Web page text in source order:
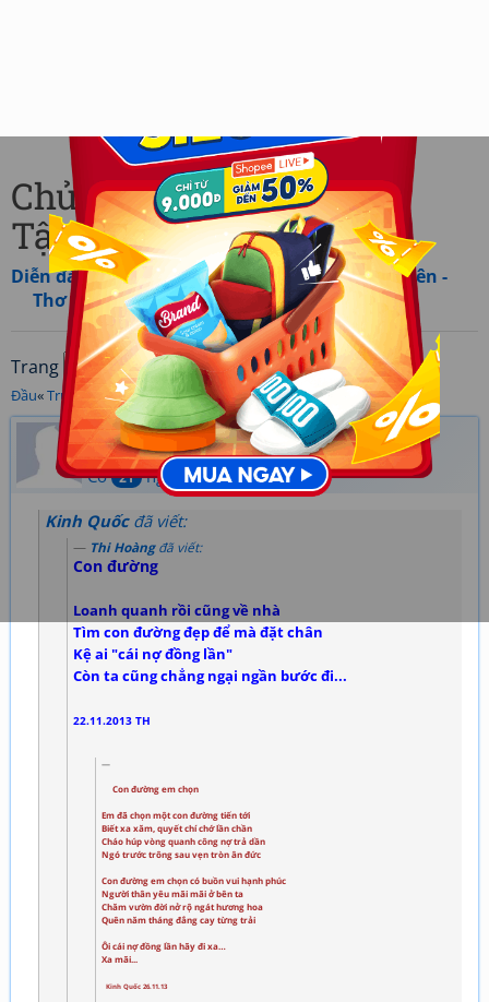
Chủ đề: Nhịp thời gian -
Tập II - Trang 87
Diễn đàn»Cùng nhau tham gia »Thơ thành viên -
Thơ mới
Trang /100 (1000 bài viết)
Đầu«Trước ‹ ... [85] [86] [87] [88] [89 ] ... ›Sau»Cuối
Thi Hoàng
Ngày gửi: 26/11/2013 19:29
Có 21 người thích
Kinh Quốcđã viết:
Thi Hoàngđã viết:
Con đường
Loanh quanh rồi cũng về nhà
Tìm con đường đẹp để mà đặt chân
Kệ ai "cái nợ đồng lần"
Còn ta cũng chẳng ngại ngần bước đi...
22.11.2013 TH
Con đường em chọn
Em đã chọn một con đường tiến tới
Biết xa xăm, quyết chí chớ lần chần
Cháo húp vòng quanh công nợ trả dần
Ngó trước trông sau vẹn tròn ân đức
Con đường em chọn có buồn vui hạnh phúc
Người thân yêu mãi mãi ở bên ta
Chăm vườn đời nở rộ ngát hương hoa
Quên năm tháng đắng cay từng trải
Ôi cái nợ đồng lần hãy đi xa…
Xa mãi...
Kinh Quốc 26.11.13